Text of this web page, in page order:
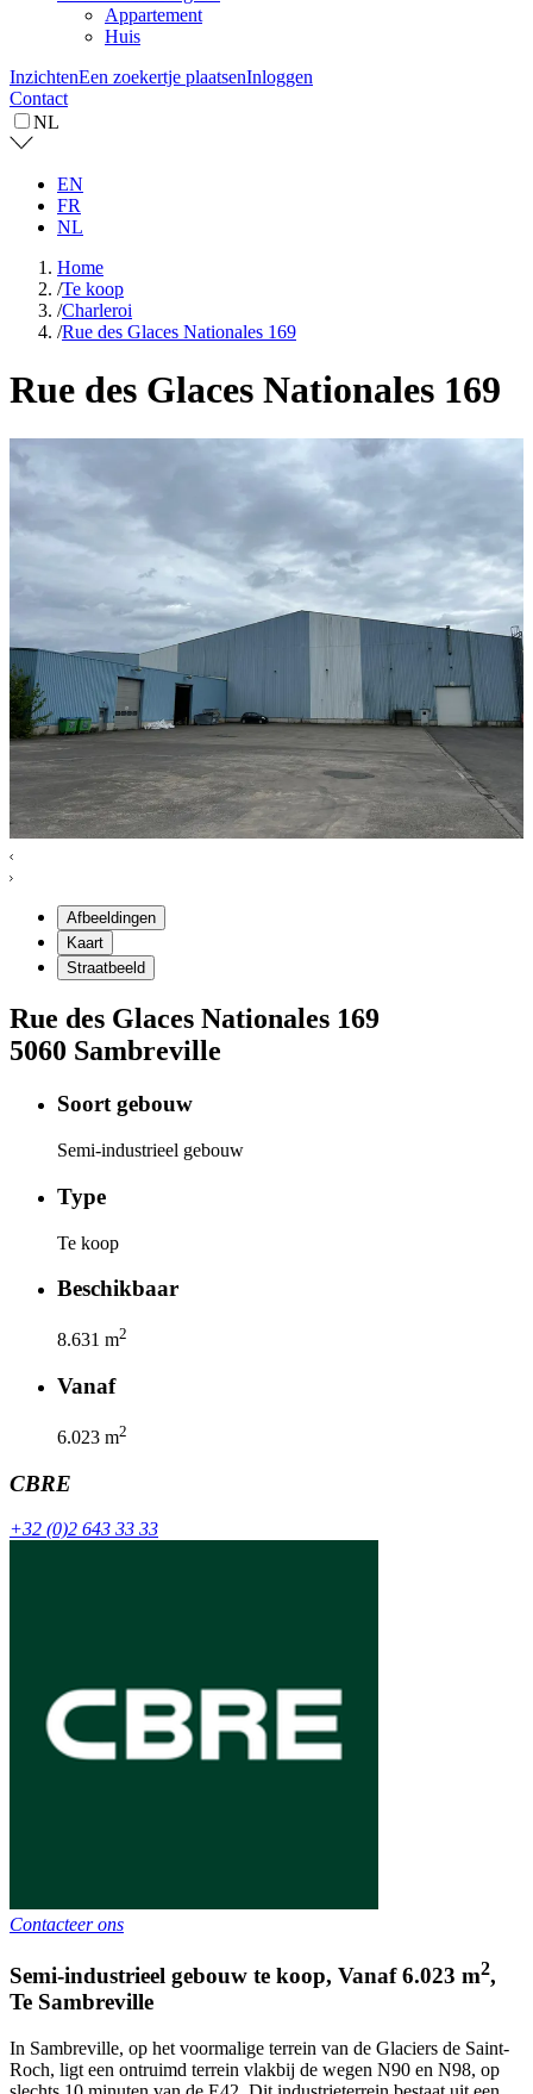
Appartement
Huis
InzichtenEen zoekertje plaatsenInloggen
Contact
NL
EN
FR
NL
Home
/Te koop
/Charleroi
/Rue des Glaces Nationales 169
Rue des Glaces Nationales 169
Afbeeldingen
Kaart
Straatbeeld
Rue des Glaces Nationales 169
5060 Sambreville
Soort gebouw
Semi-industrieel gebouw
Type
Te koop
Beschikbaar
8.631 m2
Vanaf
6.023 m2
CBRE
+32 (0)2 643 33 33
Contacteer ons
Semi-industrieel gebouw te koop, Vanaf 6.023 m2,
Te Sambreville
In Sambreville, op het voormalige terrein van de Glaciers de Saint-
Roch, ligt een ontruimd terrein vlakbij de wegen N90 en N98, op